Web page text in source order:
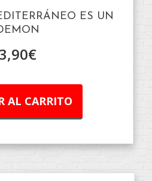
ES UN
3,90€
AL CARRITO